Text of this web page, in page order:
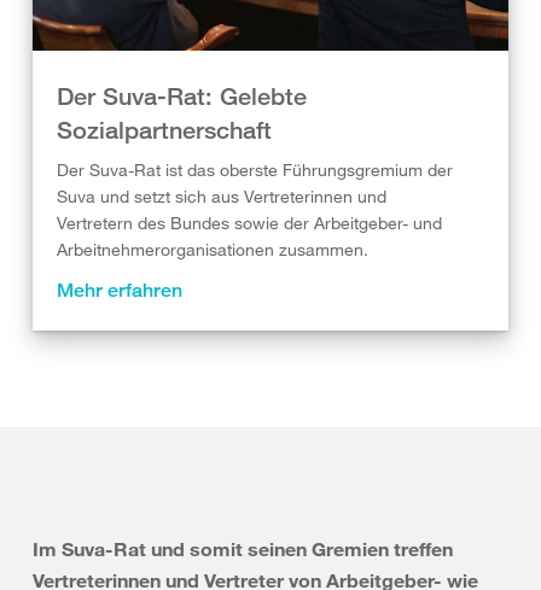
Der Suva-Rat: Gelebte
Sozialpartnerschaft
Der Suva-Rat ist das oberste Führungsgremium der
Suva und setzt sich aus Vertreterinnen und
Vertretern des Bundes sowie der Arbeitgeber- und
Arbeitnehmerorganisationen zusammen.
Mehr erfahren
Im Suva-Rat und somit seinen Gremien treffen
Vertreterinnen und Vertreter von Arbeitgeber- wie